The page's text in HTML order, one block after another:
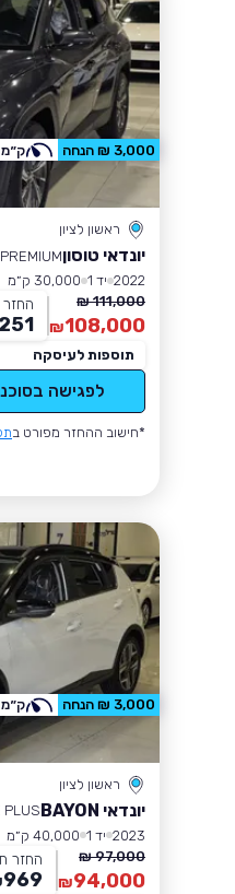
ראשון לציון
יונדאי טוסוןPREMIUM
2022 יד 1
30,000 ק״מ
111,000 ₪
108,000
₪
תוספות לעיסקה
לפגישה
*חישוב ההחזר מפורט ב
3,000 ₪ הנחה ק״מ
ראשון לציון
יונדאי BAYON
PLUS
2023 יד 1
40,000 ק״מ
97,000 ₪
94,000
₪
החזר
969
3,000 ₪ הנחה ק״מ